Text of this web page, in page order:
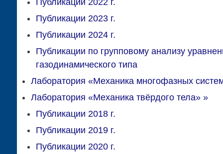
Публикации 2022 г.
Публикации 2023 г.
Публикации 2024 г.
Публикации по групповому анализу
газодинамического типа
Лаборатория «Механика многофазных
Лаборатория «Механика твёрдого тела»»
Публикации 2018 г.
Публикации 2019 г.
Публикации 2020 г.